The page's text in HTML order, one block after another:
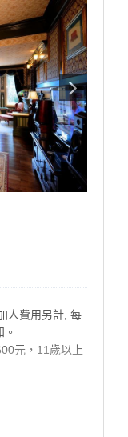
。
約訂房。
地租借費用，請
洽詢，另婚紗拍
請電話訂房。
僅開放給已完
施，敬請見諒。
們聯繫並依規
受自在、安心
人費用另計, 每
元，11歲以上
上視同大人收